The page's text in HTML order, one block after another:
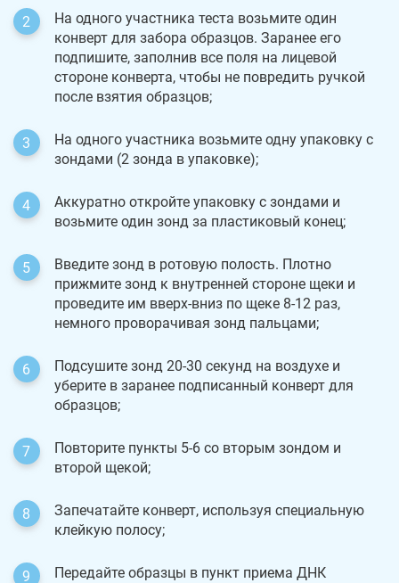
На одного участника теста возьмите один
конверт для забора образцов. Заранее его
подпишите, заполнив все поля на лицевой
стороне конверта, чтобы не повредить ручкой
после взятия образцов;
На одного участника возьмите одну упаковку с
зондами (2 зонда в упаковке);
Аккуратно откройте упаковку с зондами и
возьмите один зонд за пластиковый конец;
Введите зонд в ротовую полость. Плотно
прижмите зонд к внутренней стороне щеки и
проведите им вверх-вниз по щеке 8-12 раз,
немного проворачивая зонд пальцами;
Подсушите зонд 20-30 секунд на воздухе и
уберите в заранее подписанный конверт для
образцов;
Повторите пункты 5-6 со вторым зондом и
второй щекой;
Запечатайте конверт, используя специальную
клейкую полосу;
Передайте образцы в пункт приема ДНК